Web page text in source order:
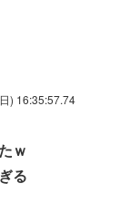
) 16:35:57.74
ｗ
る